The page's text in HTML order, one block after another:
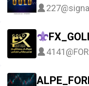
227
4141